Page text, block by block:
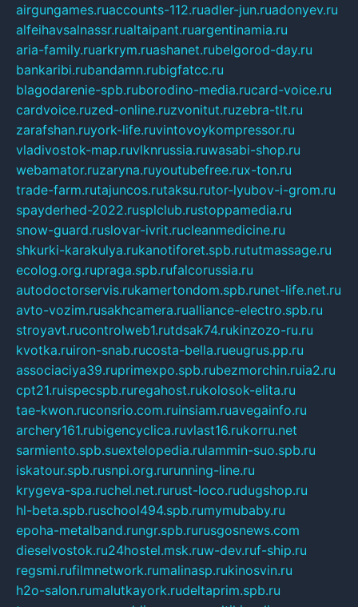
airgungames.ruaccounts-112.ruadler-jun.ruadonyev.ru
alfeihavsalnassr.rualtaipant.ruargentinamia.ru
aria-family.ruarkrym.ruashanet.rubelgorod-day.ru
bankaribi.rubandamn.rubigfatcc.ru
blagodarenie-spb.ruborodino-media.rucard-voice.ru
cardvoice.ruzed-online.ruzvonitut.ruzebra-tlt.ru
zarafshan.ruyork-life.ruvintovoykompressor.ru
vladivostok-map.ruvlknrussia.ruwasabi-shop.ru
webamator.ruzaryna.ruyoutubefree.rux-ton.ru
trade-farm.rutajuncos.rutaksu.rutor-lyubov-i-grom.ru
spayderhed-2022.rusplclub.rustoppamedia.ru
snow-guard.ruslovar-ivrit.rucleanmedicine.ru
shkurki-karakulya.rukanotiforet.spb.rututmassage.ru
ecolog.org.rupraga.spb.rufalcorussia.ru
autodoctorservis.rukamertondom.spb.runet-life.net.ru
avto-vozim.rusakhcamera.rualliance-electro.spb.ru
stroyavt.rucontrolweb1.rutdsak74.rukinzozo-ru.ru
kvotka.ruiron-snab.rucosta-bella.rueugrus.pp.ru
associaciya39.ruprimexpo.spb.rubezmorchin.ruia2.ru
cpt21.ruispecspb.ruregahost.rukolosok-elita.ru
tae-kwon.ruconsrio.com.ruinsiam.ruavegainfo.ru
archery161.rubigencyclica.ruvlast16.rukorru.net
sarmiento.spb.suextelopedia.rulammin-suo.spb.ru
iskatour.spb.rusnpi.org.rurunning-line.ru
krygeva-spa.ruchel.net.rurust-loco.rudugshop.ru
hl-beta.spb.ruschool494.spb.rumymubaby.ru
epoha-metalband.rungr.spb.rurusgosnews.com
dieselvostok.ru24hostel.msk.ruw-dev.ruf-ship.ru
regsmi.rufilmnetwork.rumalinasp.rukinosvin.ru
h2o-salon.rumalutkayork.rudeltaprim.spb.ru